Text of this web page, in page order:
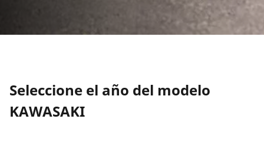
Seleccione el año del modelo
KAWASAKI